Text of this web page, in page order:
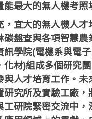
能最大的無人機考照
，宜大的無人機人才
碳盤查與各項智慧農
訊學院(電機系與電
化材)組成多個研究
與人才培育工作。未
研究所及實驗工廠，
工研院緊密交流中，